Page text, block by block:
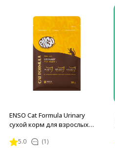
ENSO Cat Formula Urinary
сухой корм для взрослых
мочекаменной болезни со
5.0 (1)